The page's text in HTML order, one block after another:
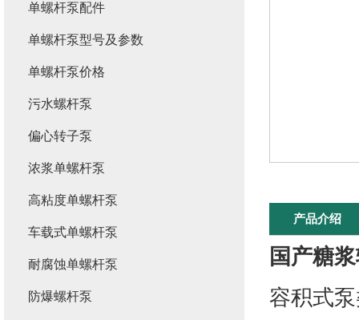
产品介绍
国产糖
容积式
单螺杆泵配件
单螺杆泵型号及参数
单螺杆泵价格
污水螺杆泵
偏心转子泵
浓浆单螺杆泵
高粘度单螺杆泵
车载式单螺杆泵
耐腐蚀单螺杆泵
防爆螺杆泵